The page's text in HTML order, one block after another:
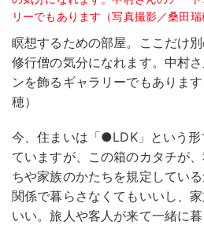
瞑想するための部屋。ここだけ別
修行僧の気分になれます。中村
ンを飾るギャラリーでもありま
穂）
今、住まいは「●LDK」という
ていますが、この箱のカタチが
ちや家族のかたちを規定してい
関係で暮らさなくてもいいし、
いい。旅人や客人が来て一緒に